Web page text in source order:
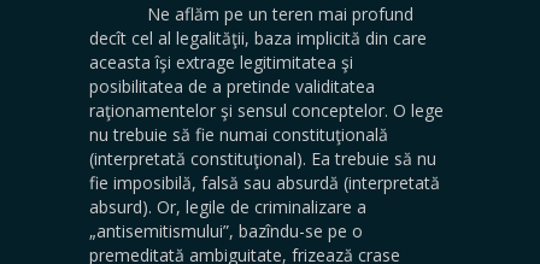
Ne aflăm pe un teren mai profund
decît cel al legalităţii, baza implicită din care
aceasta îşi extrage legitimitatea şi
posibilitatea de a pretinde validitatea
raţionamentelor şi sensul conceptelor. O lege
nu trebuie să fie numai constituţională
(interpretată constituţional). Ea trebuie să nu
fie imposibilă, falsă sau absurdă (interpretată
absurd). Or, legile de criminalizare a
„antisemitismului”, bazîndu-se pe o
premeditată ambiguitate, frizează crase